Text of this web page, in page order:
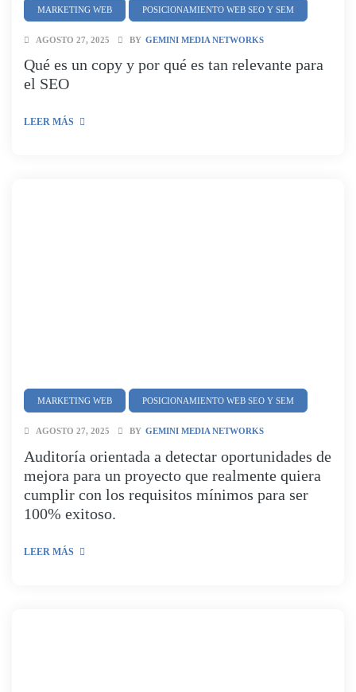
MARKETING WEB POSICIONAMIENTO WEB SEO Y SEM
Qué es un copy y por qué es tan relevante para
el SEO
AGOSTO 27, 2025 BY GEMINI MEDIA NETWORKS
LEER MÁS
MARKETING WEB POSICIONAMIENTO WEB SEO Y SEM
Auditoría orientada a detectar oportunidades de
mejora para un proyecto que realmente quiera
cumplir con los requisitos mínimos para ser
100% exitoso.
AGOSTO 27, 2025 BY GEMINI MEDIA NETWORKS
LEER MÁS